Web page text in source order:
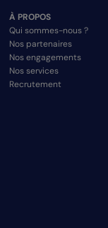
À PROPOS
Qui sommes-nous ?
Nos partenaires
Nos engagements
Nos services
Recrutement